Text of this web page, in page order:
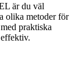
är du väl
olika metoder för
praktiska